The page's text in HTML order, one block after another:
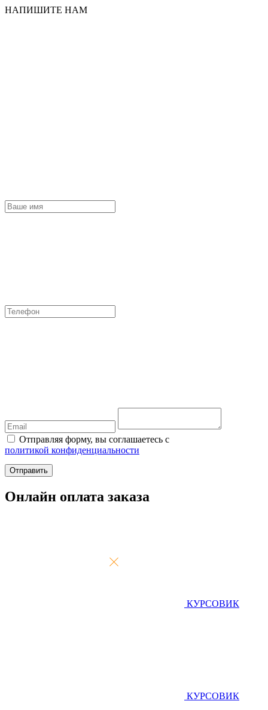
НАПИШИТЕ НАМ
Отправляя форму, вы соглашаетесь с
политикой конфиденциальности
Отправить
Онлайн оплата заказа
КУРСОВИК
КУРСОВИК